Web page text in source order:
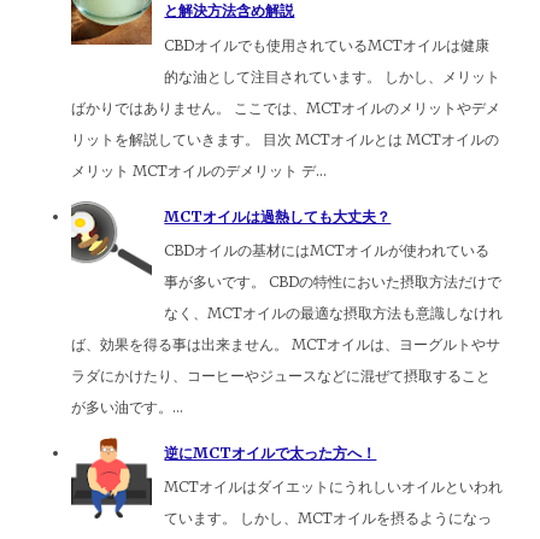
と解決方法含め解説
CBDオイルでも使用されているMCTオイルは健康
的な油として注目されています。 しかし、メリット
ばかりではありません。 ここでは、MCTオイルのメリットやデメ
リットを解説していきます。 目次 MCTオイルとは MCTオイルの
メリット MCTオイルのデメリット デ...
MCTオイルは過熱しても大丈夫？
CBDオイルの基材にはMCTオイルが使われている
事が多いです。 CBDの特性においた摂取方法だけで
なく、MCTオイルの最適な摂取方法も意識しなけれ
ば、効果を得る事は出来ません。 MCTオイルは、ヨーグルトやサ
ラダにかけたり、コーヒーやジュースなどに混ぜて摂取すること
が多い油です。...
逆にMCTオイルで太った方へ！
MCTオイルはダイエットにうれしいオイルといわれ
ています。 しかし、MCTオイルを摂るようになっ